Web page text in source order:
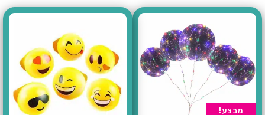
מבצע!